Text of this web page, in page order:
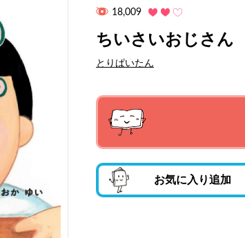
18,009
ちいさいおじさん
とりぱいたん
お気に入り追加